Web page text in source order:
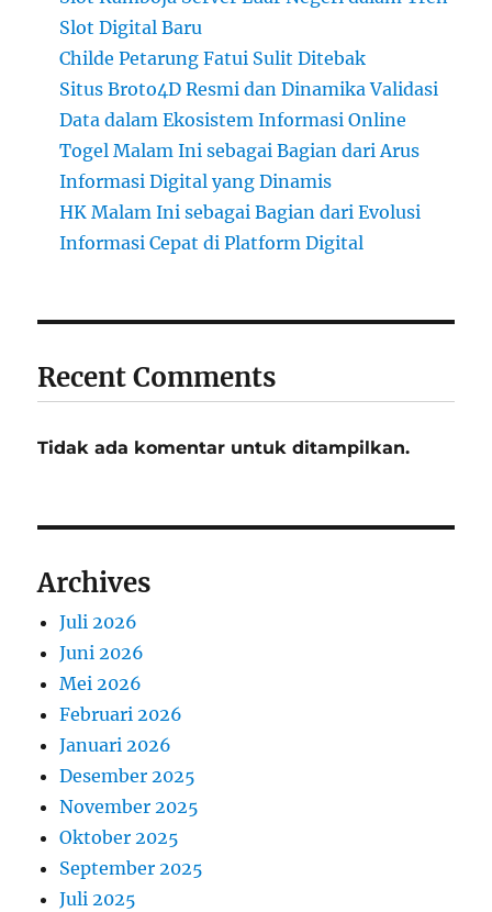
Slot Digital Baru
Childe Petarung Fatui Sulit Ditebak
Situs Broto4D Resmi dan Dinamika Validasi
Data dalam Ekosistem Informasi Online
Togel Malam Ini sebagai Bagian dari Arus
Informasi Digital yang Dinamis
HK Malam Ini sebagai Bagian dari Evolusi
Informasi Cepat di Platform Digital
Recent Comments
Tidak ada komentar untuk ditampilkan.
Archives
Juli 2026
Juni 2026
Mei 2026
Februari 2026
Januari 2026
Desember 2025
November 2025
Oktober 2025
September 2025
Juli 2025